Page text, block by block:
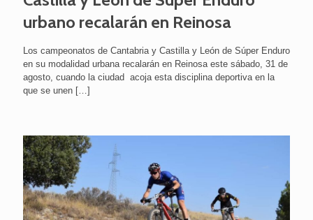
urbano recalarán en Reinosa
Los campeonatos de Cantabria y Castilla y León de Súper Enduro
en su modalidad urbana recalarán en Reinosa este sábado, 31 de
agosto, cuando la ciudad acoja esta disciplina deportiva en la
que se unen […]